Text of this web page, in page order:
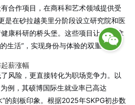
合作项目，在商科和艺术领域提供受
是在砂拉越美里分阶段设立研究院和医
康科研的桥头堡。这些项目让学生“拿
生活”，实现身份与体验的双重增值。
薪涨幅
风险，更直接转化为职场竞争力。以
为例，其硕博国际生就业率已高达
”的刻板印象。根据2025年SKPG初步数